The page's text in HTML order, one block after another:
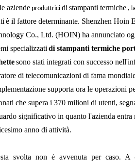
aziende produttricidi stampanti termiche ,
è il fattore determinante. Shenzhen Hoin
Co., Ltd. (HOIN) ha annunciato
specializzati di stampanti termiche
sono stati integrati con successo
di telecomunicazioni di fama
supporta ora le operazioni
che supera i 370 milioni di utenti,
significativo in quanto l'azienda entra
anno di attività.
svolta non è avvenuta per caso. A